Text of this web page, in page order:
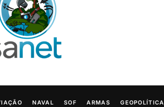
NAVAL SOF ARMAS GEOPOLÍTICA